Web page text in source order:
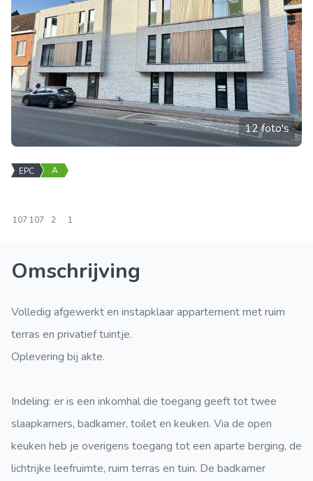
12 foto's
EPC A
107 107 2 1
Omschrijving
Volledig afgewerkt en instapklaar appartement met ruim
terras en privatief tuintje.
Oplevering bij akte.
Indeling: er is een inkomhal die toegang geeft tot twee
slaapkamers, badkamer, toilet en keuken. Via de open
keuken heb je overigens toegang tot een aparte berging, de
lichtrijke leefruimte, ruim terras en tuin. De badkamer